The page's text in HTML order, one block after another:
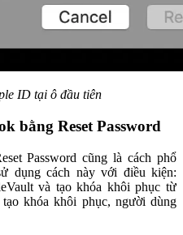
ID tại ô đầu tiên
bằng Reset Password
Password cũng là cách phổ
dụng cách này với điều kiện:
và tạo khóa khôi phục từ
khóa khôi phục, người dùng